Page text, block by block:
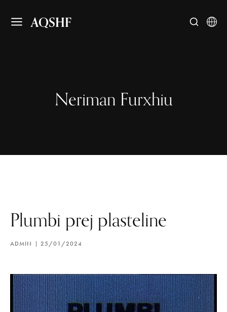
AQSHF
Neriman Furxhiu
Plumbi prej plasteline
ADMIN 25/01/2024